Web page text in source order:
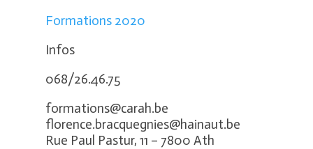
Formations 2020
Infos
068/26.46.75
formations@carah.be
florence.bracquegnies@hainaut.be
Rue Paul Pastur, 11 – 7800 Ath